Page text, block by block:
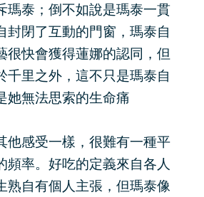
瑪泰；倒不如說是瑪泰一貫
封閉了互動的門窗，瑪泰自
很快會獲得蓮娜的認同，但
千里之外，這不只是瑪泰自
她無法思索的生命痛
他感受一樣，很難有一種平
頻率。好吃的定義來自各人
熟自有個人主張，但瑪泰像